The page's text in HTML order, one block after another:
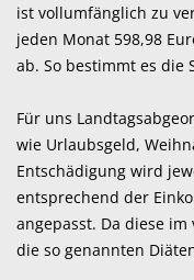
ist vollumfänglich zu
jeden Monat 598,98
ab. So bestimmt es die
Für uns
wie Urlaubsgeld,
Entschädigung wird
entsprechend der
angepasst. Da diese
die so genannten